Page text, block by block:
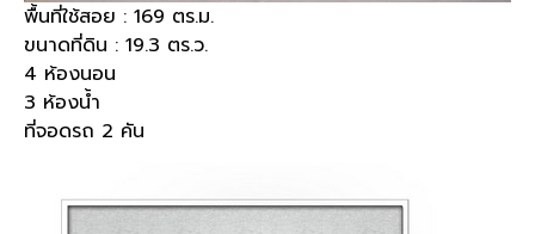
พื้นที่ใช้สอย : 169 ตร.ม.
ขนาดที่ดิน : 19.3 ตร.ว.
4 ห้องนอน
3 ห้องน้ำ
ที่จอดรถ 2 คัน